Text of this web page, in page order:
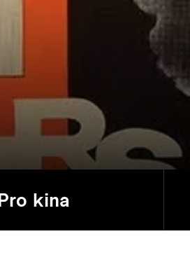
kina